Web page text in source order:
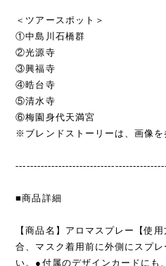
＜ツアースポット＞
①中島川石橋群
②光源寺
③興福寺
④晧台寺
⑤清水寺
⑥梅園身代天満宮
※ブレンドストーリーは、画像を
■商品詳細
【商品名】アロマスプレー【使
合、マスク着用前に外側にスプ
い。●付属のデザインカードにも